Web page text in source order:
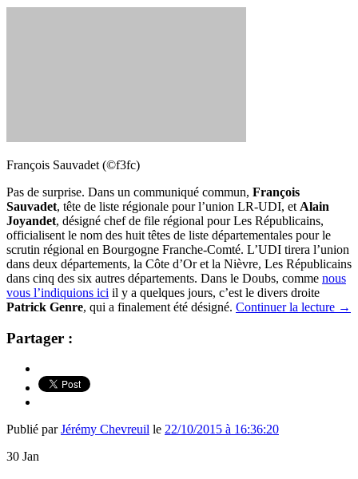
François Sauvadet (©f3fc)
Pas de surprise. Dans un communiqué commun, François
Sauvadet, tête de liste régionale pour l’union LR-UDI, et Alain
Joyandet, désigné chef de file régional pour Les Républicains,
officialisent le nom des huit têtes de liste départementales pour le
scrutin régional en Bourgogne Franche-Comté. L’UDI tirera l’union
dans deux départements, la Côte d’Or et la Nièvre, Les Républicains
dans cinq des six autres départements. Dans le Doubs, comme nous
vous l’indiquions ici il y a quelques jours, c’est le divers droite
Patrick Genre, qui a finalement été désigné. Continuer la lecture →
Partager :
Publié parJérémy Chevreuil le 22/10/2015 à 16:36:20
30 Jan